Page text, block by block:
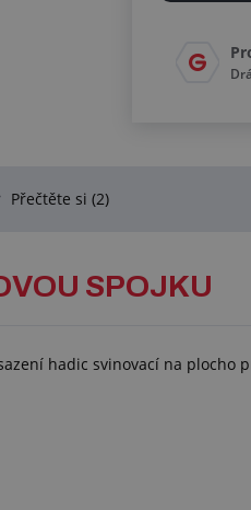
Přečtěte si (2)
SPOJKU
hadic svinovací na plocho